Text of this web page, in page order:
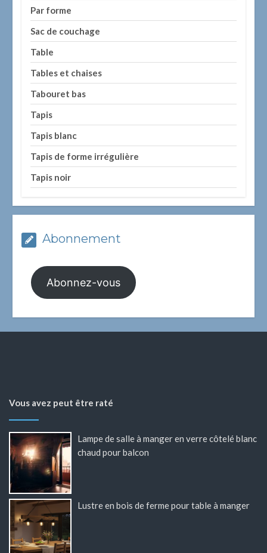
Par forme
Sac de couchage
Table
Tables et chaises
Tabouret bas
Tapis
Tapis blanc
Tapis de forme irrégulière
Tapis noir
Abonnement
Abonnez-vous
Vous avez peut être raté
Lampe de salle à manger en verre côtelé blanc
chaud pour balcon
Lustre en bois de ferme pour table à manger